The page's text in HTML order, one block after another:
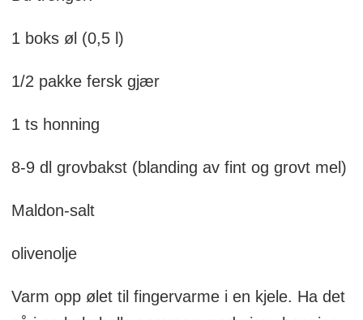
1 boks øl (0,5 l)
1/2 pakke fersk gjær
1 ts honning
8-9 dl grovbakst (blanding av fint og grovt mel)
Maldon-salt
olivenolje
Varm opp ølet til fingervarme i en kjele. Ha det